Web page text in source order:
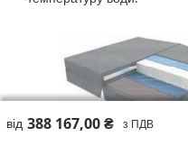
388 167,00 ₴ з ПДВ
від